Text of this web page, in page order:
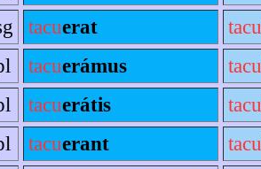
tacuerat tacu
tacuerámus tacu
tacuerátis tacu
tacuerant tacu